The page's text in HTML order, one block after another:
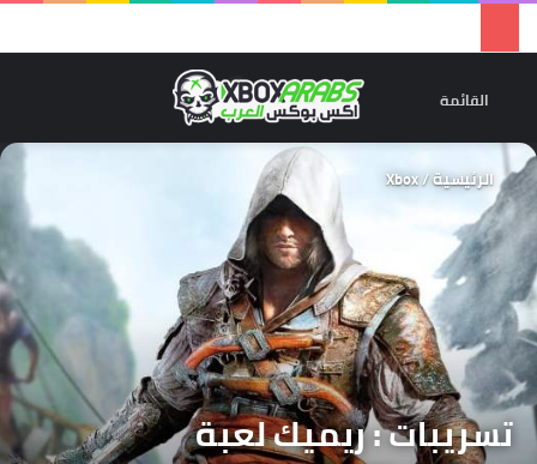
القائمة
الرئيسية/
Xbox
تسريبات : ريميك لعبة